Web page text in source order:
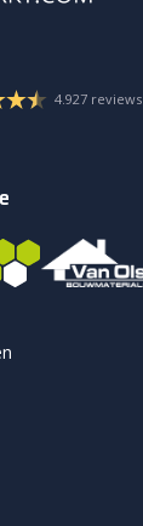
4.927 reviews